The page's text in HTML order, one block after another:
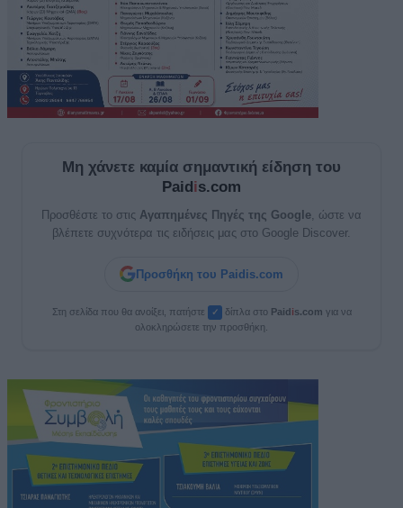
Μη χάνετε καμία σημαντική είδηση του
Paidis.com
Προσθέστε το στις Αγαπημένες Πηγές της Google , ώστε να
βλέπετε συχνότερα τις ειδήσεις μας στο Google Discover.
Προσθήκη του Paidis.com
Στη σελίδα που θα ανοίξει, πατήστε ✓ δίπλα στο Paidis.com για να
ολοκληρώσετε την προσθήκη.